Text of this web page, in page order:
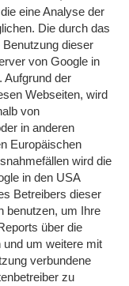
eine Analyse der
Die durch das
dieser
von Google in
Aufgrund der
Webseiten, wird
von
in anderen
Europäischen
wird die
in den USA
Betreibers dieser
benutzen, um Ihre
über die
um weitere mit
verbundene
zu